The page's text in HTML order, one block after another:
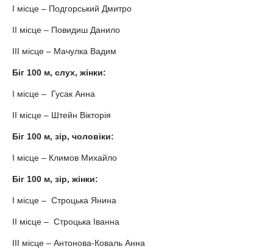
І місце – Подгорський Дмитро
ІІ місце – Повидиш Данило
ІІІ місце – Мачулка Вадим
Біг 100 м, слух, жінки:
І місце – Гусак Анна
ІІ місце – Штейн Вікторія
Біг 100 м, зір, чоловіки:
І місце – Климов Михайло
Біг 100 м, зір, жінки:
І місце – Строцька Янина
ІІ місце – Строцька Іванна
ІІІ місце – Антонова-Коваль Анна